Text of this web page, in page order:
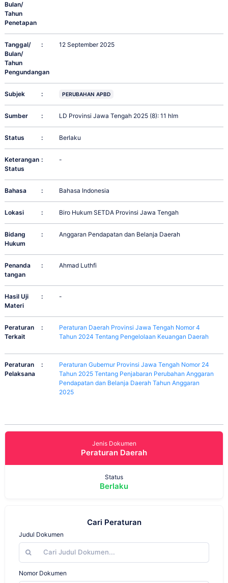
Bulan/
Tahun
Penetapan
Tanggal/
Bulan/
Tahun
Pengundangan
: 12 September 2025
Subjek : PERUBAHAN APBD
Sumber : LD Provinsi Jawa Tengah 2025 (8): 11 hlm
Status : Berlaku
Keterangan
Status
: -
Bahasa : Bahasa Indonesia
Lokasi : Biro Hukum SETDA Provinsi Jawa Tengah
Bidang
Hukum
: Anggaran Pendapatan dan Belanja Daerah
Penanda
tangan
: Ahmad Luthfi
Hasil Uji
Materi
: -
Peraturan
Terkait
:
Peraturan Daerah Provinsi Jawa Tengah Nomor 4
Tahun 2024 Tentang Pengelolaan Keuangan Daerah
Peraturan
Pelaksana
:
Peraturan Gubernur Provinsi Jawa Tengah Nomor 24
Tahun 2025 Tentang Penjabaran Perubahan Anggaran
Pendapatan dan Belanja Daerah Tahun Anggaran
2025
Jenis Dokumen
Peraturan Daerah
Status
Berlaku
Cari Peraturan
Judul Dokumen
Nomor Dokumen